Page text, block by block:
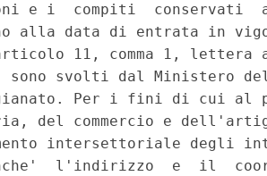
e i  compiti  conservati
alla data di entrata in
11, comma 1, lettera
sono svolti dal Ministero
Per i fini di cui al
del commercio e
intersettoriale degli
l'indirizzo  e  il